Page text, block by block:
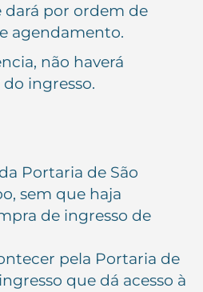
dará por ordem de
agendamento.
não haverá
ingresso.
Portaria de São
sem que haja
de ingresso de
pela Portaria de
que dá acesso à